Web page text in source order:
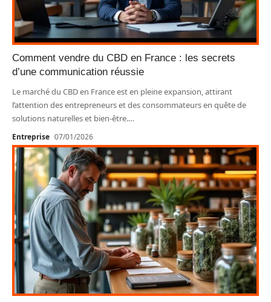
Comment vendre du CBD en France : les secrets
d’une communication réussie
Le marché du CBD en France est en pleine expansion, attirant
l’attention des entrepreneurs et des consommateurs en quête de
solutions naturelles et bien-être.…
Entreprise 07/01/2026